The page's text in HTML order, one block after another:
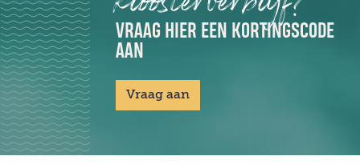
VRAAG HIER EEN KORTINGSCODE
AAN
Vraag aan